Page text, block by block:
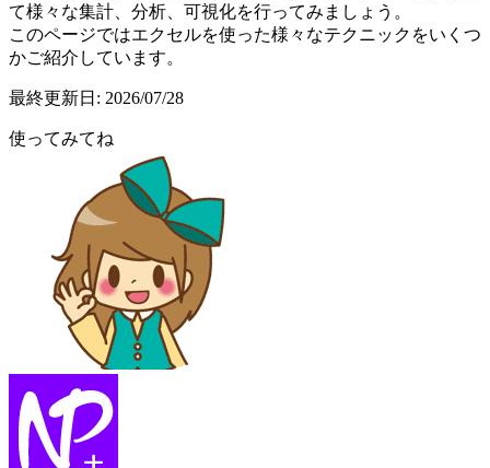
て様々な集計、分析、可視化を行ってみましょう。
このページではエクセルを使った様々なテクニックをいくつ
かご紹介しています。
最終更新日: 2026/07/28
使ってみてね